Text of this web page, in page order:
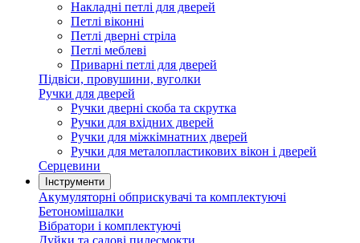
Накладні петлі для дверей
Петлі віконні
Петлі дверні стріла
Петлі меблеві
Приварні петлі для дверей
Підвіси, провушини, вуголки
Ручки для дверей
Ручки дверні скоба та скрутка
Ручки для вхідних дверей
Ручки для міжкімнатних дверей
Ручки для металопластикових вікон і дверей
Серцевини
Інструменти
Акумуляторні обприскувачі та комплектуючі
Бетономішалки
Вібратори і комплектуючі
Дуйки та садові пилесмокти